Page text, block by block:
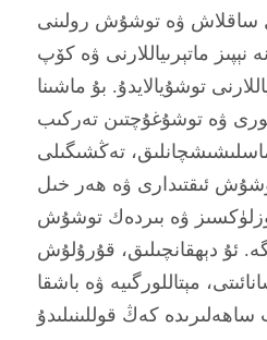
ساقلاش ۋە توشۇش رولىنى
نېپىز ماتېرىياللارنى ۋە كۆپ
توشۇيالايدۇ. بۇ ماشىنا
تورى ۋە توشۇغۇچتىن تەركىب
تەڭشىگىلى
ئىقتىدارى ۋە ھەر خىل
ئۈزلۈكسىز ۋە بىردەك توشۇش
ئۇ دېھقانچىلىق، قۇرۇلۇش
مېتاللورگىيە ۋە باشقا